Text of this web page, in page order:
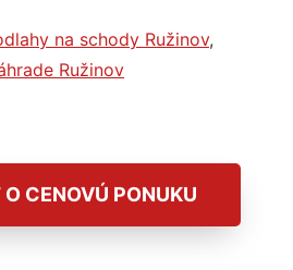
na schody Ružinov,
Ružinov
CENOVÚ PONUKU